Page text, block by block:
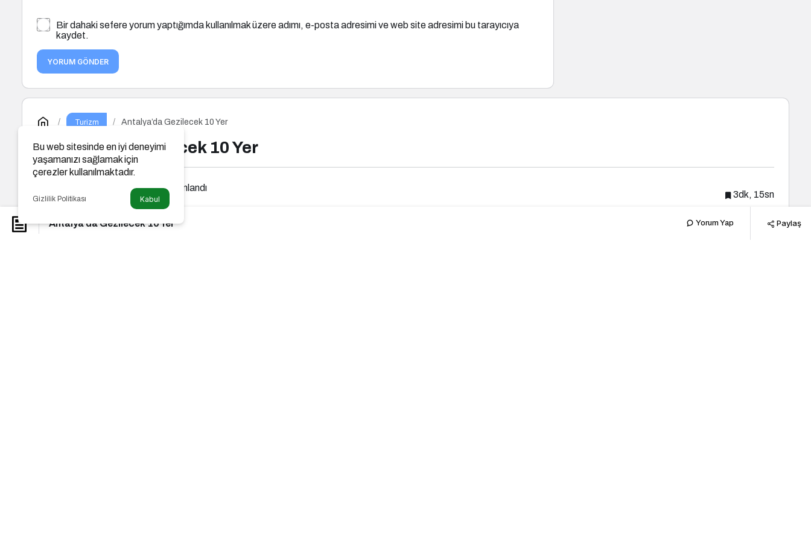
Bir dahaki sefere yorum yaptığımda kullanılmak üzere adımı, e-posta adresimi ve web site adresimi bu tarayıcıya
kaydet.
YORUM GÖNDER
Turizm Antalya’da Gezilecek 10 Yer
Antalya’da Gezilecek 10 Yer
tarafından yayınlandı
3dk, 15sn
Antalya’da Gezilecek 10 Yer Yorum Yap Paylaş
Bu web sitesinde en iyi deneyimi
yaşamanızı sağlamak için
çerezler kullanılmaktadır.
Gizlilik Politikası Kabul